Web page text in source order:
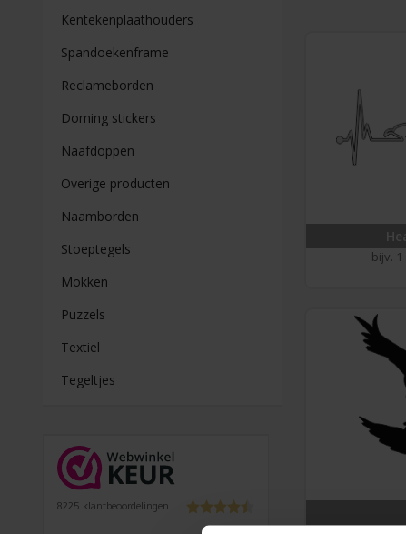
Kentekenplaathouders
Spandoekenframe
Reclameborden
Doming stickers
Naafdoppen
Overige producten
Naamborden
Stoeptegels
Mokken
Puzzels
Textiel
Tegeltjes
8225 klantbeoordelingen
bijv. 1